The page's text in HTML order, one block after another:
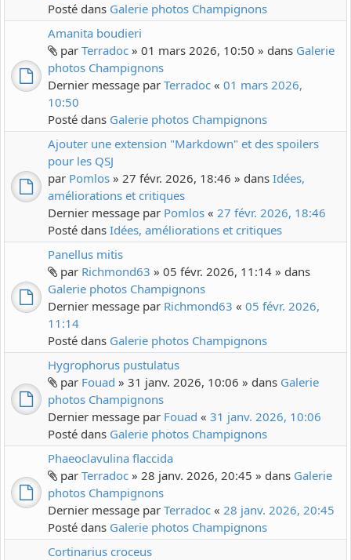
Posté dans Galerie photos Champignons
Amanita boudieri
par Terradoc » 01 mars 2026, 10:50 » dans Galerie
photos Champignons
Dernier message par Terradoc « 01 mars 2026,
10:50
Posté dans Galerie photos Champignons
Ajouter une extension "Markdown" et des spoilers
pour les QSJ
par Pomlos » 27 févr. 2026, 18:46 » dans Idées,
améliorations et critiques
Dernier message par Pomlos « 27 févr. 2026, 18:46
Posté dans Idées, améliorations et critiques
Panellus mitis
par Richmond63 » 05 févr. 2026, 11:14 » dans
Galerie photos Champignons
Dernier message par Richmond63 « 05 févr. 2026,
11:14
Posté dans Galerie photos Champignons
Hygrophorus pustulatus
par Fouad » 31 janv. 2026, 10:06 » dans Galerie
photos Champignons
Dernier message par Fouad « 31 janv. 2026, 10:06
Posté dans Galerie photos Champignons
Phaeoclavulina flaccida
par Terradoc » 28 janv. 2026, 20:45 » dans Galerie
photos Champignons
Dernier message par Terradoc « 28 janv. 2026, 20:45
Posté dans Galerie photos Champignons
Cortinarius croceus